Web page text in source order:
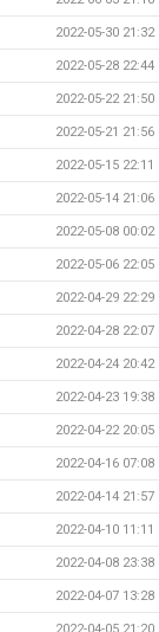
2022-05-30 21:32
2022-05-28 22:44
2022-05-22 21:50
2022-05-21 21:56
2022-05-15 22:11
2022-05-14 21:06
2022-05-08 00:02
2022-05-06 22:05
2022-04-29 22:29
2022-04-28 22:07
2022-04-24 20:42
2022-04-23 19:38
2022-04-22 20:05
2022-04-16 07:08
2022-04-14 21:57
2022-04-10 11:11
2022-04-08 23:38
2022-04-07 13:28